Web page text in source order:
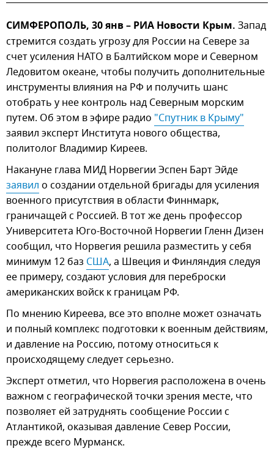
СИМФЕРОПОЛЬ, 30 янв – РИА Новости Крым. Запад
стремится создать угрозу для России на Севере за
счет усиления НАТО в Балтийском море и Северном
Ледовитом океане, чтобы получить дополнительные
инструменты влияния на РФ и получить шанс
отобрать у нее контроль над Северным морским
путем. Об этом в эфире радио "Спутник в Крыму"
заявил эксперт Института нового общества,
политолог Владимир Киреев.
Накануне глава МИД Норвегии Эспен Барт Эйде
заявил о создании отдельной бригады для усиления
военного присутствия в области Финнмарк,
граничащей с Россией. В тот же день профессор
Университета Юго-Восточной Норвегии Гленн Дизен
сообщил, что Норвегия решила разместить у себя
минимум 12 баз США, а Швеция и Финляндия следуя
ее примеру, создают условия для переброски
американских войск к границам РФ.
По мнению Киреева, все это вполне может означать
и полный комплекс подготовки к военным действиям,
и давление на Россию, потому относиться к
происходящему следует серьезно.
Эксперт отметил, что Норвегия расположена в очень
важном с географической точки зрения месте, что
позволяет ей затруднять сообщение России с
Атлантикой, оказывая давление Север России,
прежде всего Мурманск.